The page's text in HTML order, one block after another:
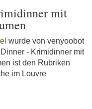
mit
wurde von venyoobot
- Krimidinner mit
ist den Rubriken
im Louvre